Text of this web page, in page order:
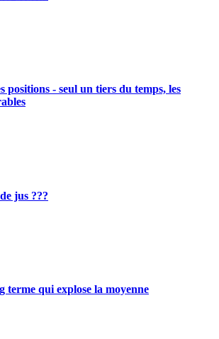
positions - seul un tiers du temps, les
jus ???
terme qui explose la moyenne